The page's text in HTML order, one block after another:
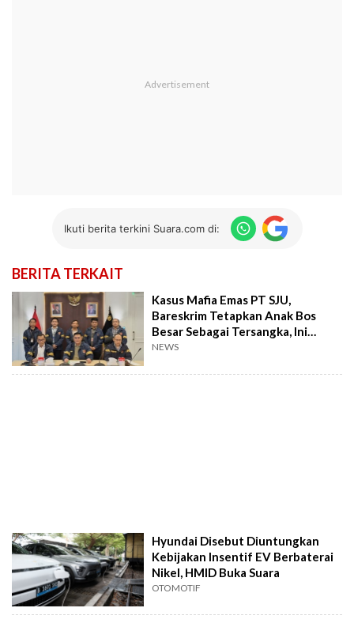
Ikuti berita terkini Suara.com di:
BERITA TERKAIT
Kasus Mafia Emas PT SJU,
Bareskrim Tetapkan Anak Bos
Besar Sebagai Tersangka, Ini
Sosoknya
NEWS
Hyundai Disebut Diuntungkan
Kebijakan Insentif EV Berbaterai
Nikel, HMID Buka Suara
OTOMOTIF